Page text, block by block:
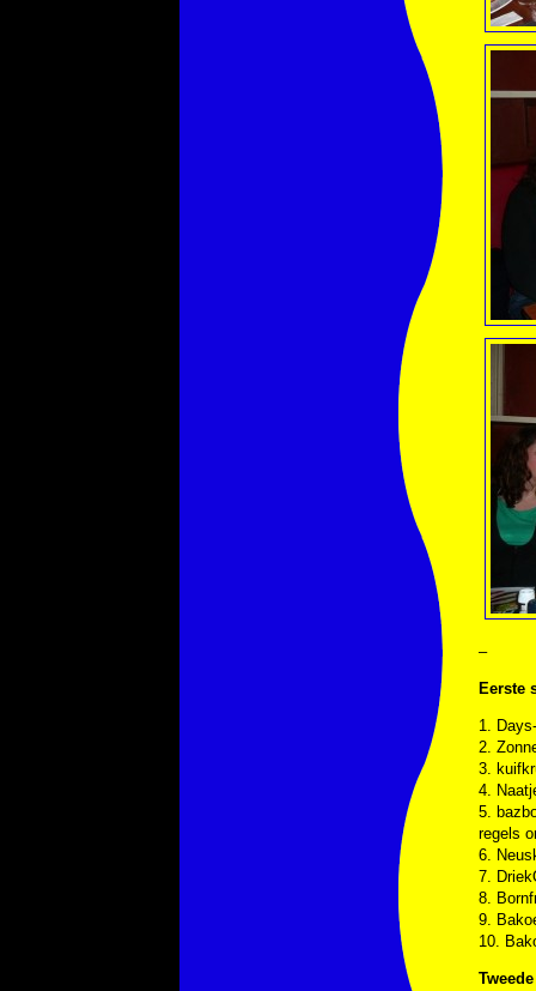
–
Eerste
1.
2.
3.
4.
5.
regels
6.
7.
8.
9.
10.